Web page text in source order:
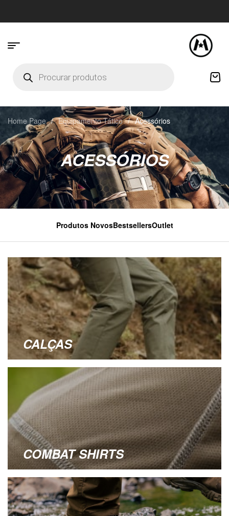
ACESSÓRIOS
Home Page / Equipamento Tático / Acessórios
Produtos NovosBestsellersOutlet
CALÇAS
COMBAT SHIRTS